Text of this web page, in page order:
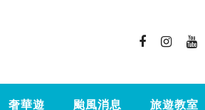
奢華遊 颱風消息 旅遊教室